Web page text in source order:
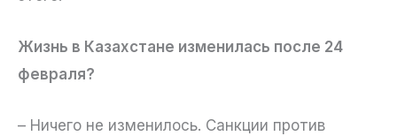
Жизнь в Казахстане изменилась после 24
февраля?
– Ничего не изменилось. Санкции против